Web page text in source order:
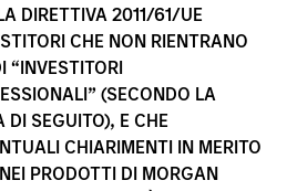
DIRETTIVA 2011/61/UE
CHE NON RIENTRANO
“INVESTITORI
(SECONDO LA
DI SEGUITO), E CHE
CHIARIMENTI IN MERITO
PRODOTTI DI MORGAN